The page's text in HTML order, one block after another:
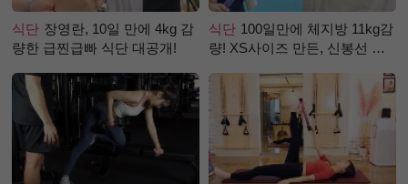
식단 장영란, 10일 만에 4kg 감
량한 급찐급빠 식단 대공개!
식단 100일만에 체지방 11kg감
량! XS사이즈 만든, 신봉선 식